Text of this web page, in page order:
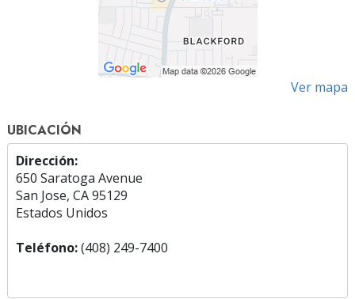
Ver mapa
UBICACIÓN
Dirección:
650 Saratoga Avenue
San Jose, CA 95129
Estados Unidos
Teléfono:(408) 249-7400